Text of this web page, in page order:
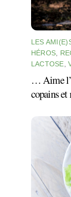
LES
HÉROS,
LACTOSE,
… Aime
copains et